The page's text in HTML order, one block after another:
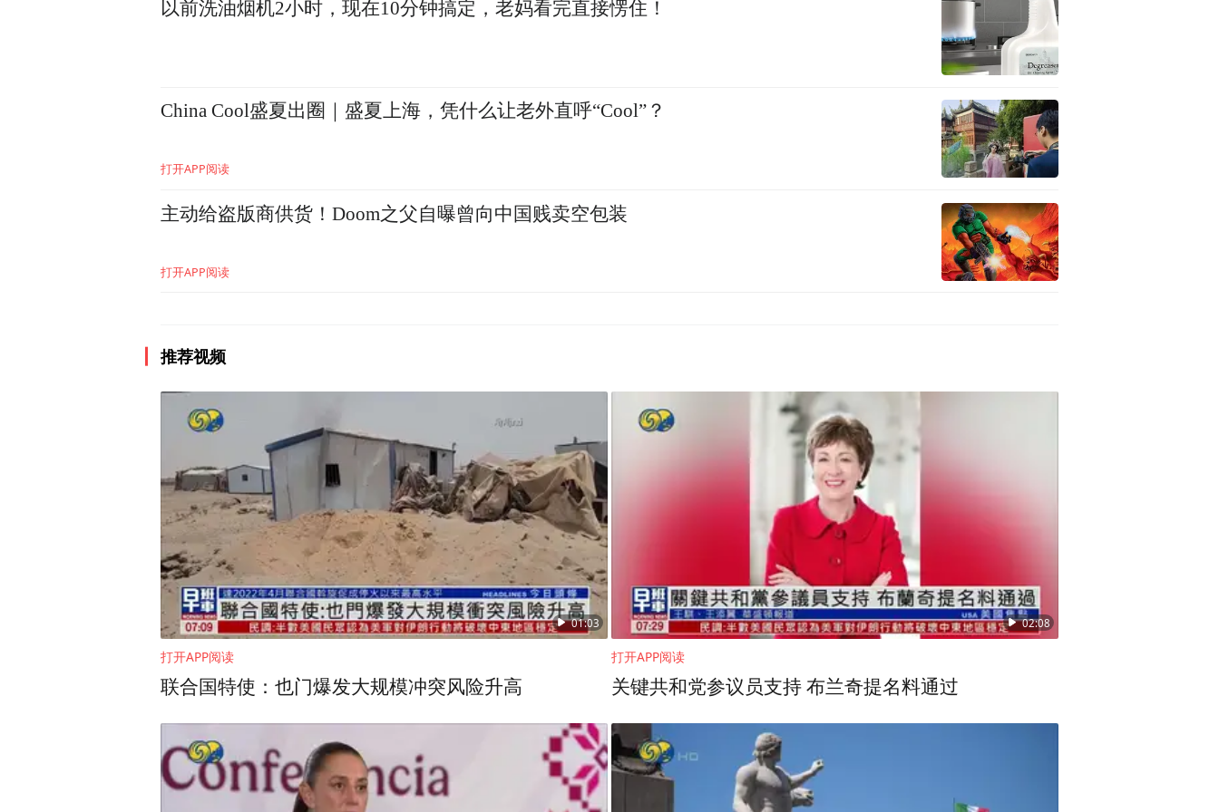
美高梅品牌策划副总裁廖颕琦
而在游客眼中，澳门会是什么样子？作为“歪果仁”的高佑思，分享了他眼中的澳门印象。他表示，2009年第
宜居城市。作为新媒体创作者，他一直在用镜头记录外国人在中国的生活，同时也去到了很多中国城市，记
录了城市的风景人文。而在澳门，他拍摄过一期有关“消失的报刊亭”的视频内容，记录澳门本地人生活的变
化，从小处展示真实的澳门生活。这样的内容也受到了很多年轻人的喜爱，是城市传播建立品牌时不应该被
以前洗油烟机2小时，现在10分钟搞定，老妈看完直接愣住！
China Cool盛夏出圈｜盛夏上海，凭什么让老外直呼“Cool”？
打开APP阅读
主动给盗版商供货！Doom之父自曝曾向中国贱卖空包装
打开APP阅读
推荐视频
01:03
打开APP阅读
联合国特使：也门爆发大规模冲突风险升高
02:08
打开APP阅读
关键共和党参议员支持 布兰奇提名料通过